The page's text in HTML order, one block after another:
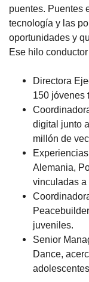
puentes. Puentes
tecnología y las
oportunidades y
Ese hilo
Directora
150 jóvenes
digital junto
millón de
Alemania,
vinculadas a
juveniles.
Senior
Dance,